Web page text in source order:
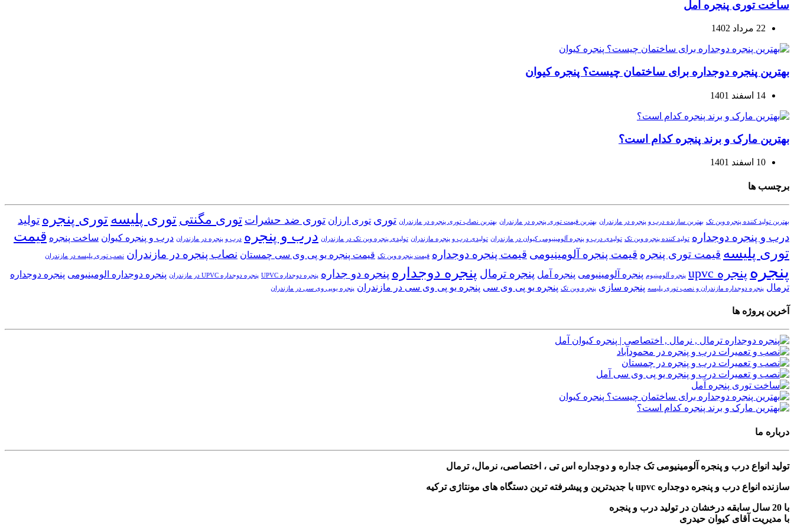
ساخت توری پنجره آمل
22 مرداد 1402
بهترین پنجره دوجداره برای ساختمان چیست؟ پنجره کیوان
14 اسفند 1401
بهترین مارک و برند پنجره کدام است؟
10 اسفند 1401
برچسب ها
بهترین تولید کننده پنجره وین تک بهترین سازنده درب و پنجره در مازندران بهترین قیمت توری پنجره در مازندران بهترین نصاب توری پنجره در مازندران توری توری ارزان توری ضد حشرات توری مگنتی توری پلیسه توری پنجره تولید
درب و پنجره دوجداره تولید کننده پنجره وین تک تولیدی درب و پنجره آلومینیومی کیوان در مازندران تولیدی درب و پنجره مازندران تولیدی پنجره وین تک در مازندران درب و پنجره درب و پنجره در مازندران درب و پنجره کیوان ساخت پنجره قیمت
توری پلیسه قیمت توری پنجره قیمت پنجره آلومینیومی قیمت پنجره دوجداره قیمت پنجره وین تک قیمت پنجره یو پی وی سی چمستان نصاب پنجره در مازندران نصب توری پلیسه در مازندران
پنجره پنجره upvc پنجره آلومینیوم پنجره آلومینیومی پنجره آمل پنجره ترمال پنجره دوجداره پنجره دو جداره پنجره دوجداره UPVC پنجره دوجداره UPVC در مازندران پنجره دوجداره الومینیومی پنجره دوجداره
ترمال پنجره دوجداره مازندران و نصب توری پلیسه پنجره سازی پنجره وین تک پنجره یو پی وی سی پنجره یو پی وی سی در مازندران پنجره یوپی وی سی در مازندران
آخرین پروژه ها
درباره ما
تولید انواع درب و پنجره آلومینیومی تک جداره و دوجداره اس تی ، اختصاصی، نرمال، ترمال
سازنده انواع درب و پنجره دوجداره upvc با جدیدترین و پیشرفته ترین دستگاه های مونتاژی ترکیه
با 20 سال سابقه درخشان در تولید درب و پنجره
با مدیریت آقای کیوان حیدری